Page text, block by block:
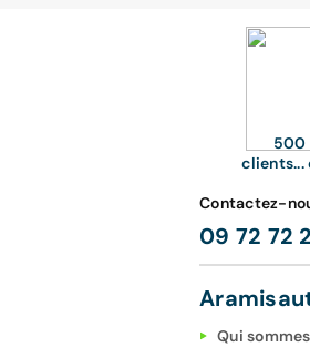
500
clients...
Contactez-
09 72 72
Qui